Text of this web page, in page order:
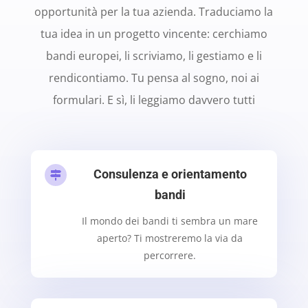
opportunità per la tua azienda. Traduciamo la
tua idea in un progetto vincente: cerchiamo
bandi europei, li scriviamo, li gestiamo e li
rendicontiamo. Tu pensa al sogno, noi ai
formulari. E sì, li leggiamo davvero tutti

Consulenza e orientamento
bandi
Il mondo dei bandi ti sembra un mare
aperto? Ti mostreremo la via da
percorrere.